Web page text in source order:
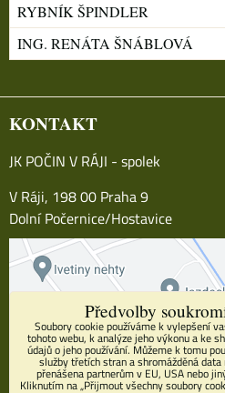
RYBNÍK ŠPINDLER
ING. RENÁTA ŠNÁBLOVÁ
KONTAKT
JK POČIN V RÁJI - spolek
V Ráji, 198 00 Praha 9
Dolní Počernice/Hostavice
Předvolby
Soubory cookie používáme k vylepšení
tohoto webu, k analýze jeho výkonu a ke
údajů o jeho používání. Můžeme k tomu
služby třetích stran a shromážděná
přenášena partnerům v EU, USA nebo
Kliknutím na „Přijmout všechny soubory